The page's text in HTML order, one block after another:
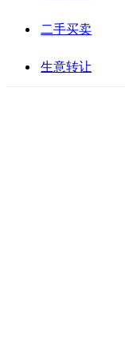
二手买卖
生意转让